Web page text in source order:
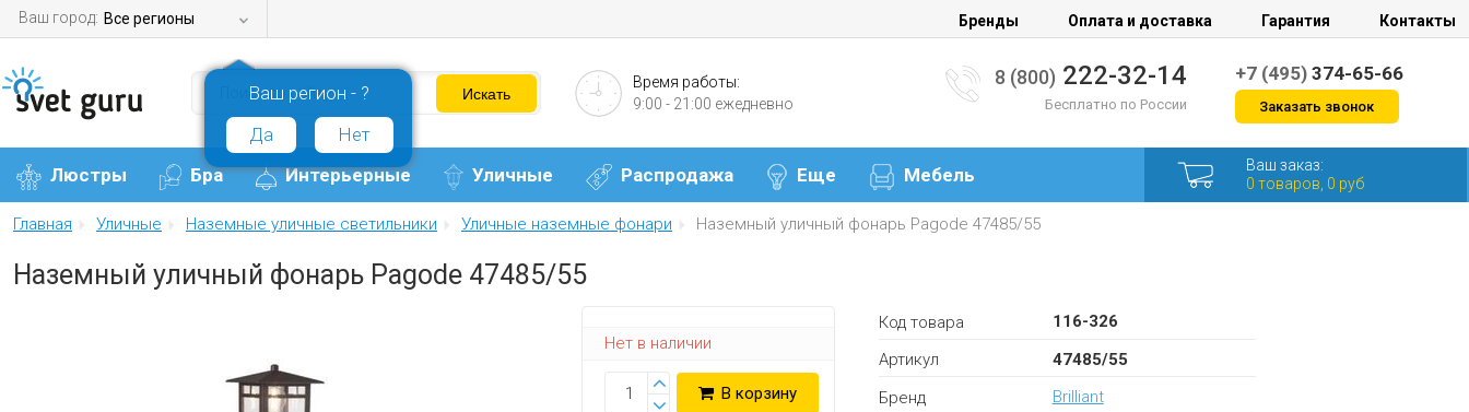
Ваш город: Все регионы
Ваш регион - ?
Да
Нет
Бренды Оплата и доставка Гарантия Контакты
Время работы:
9:00 - 21:00 ежедневно
8 (800) 222-32-14
Бесплатно по России
+7 (495)374-65-66
Заказать звонок
Люстры Бра Интерьерные Уличные Распродажа Еще Мебель
Ваш заказ:
0 товаров, 0 руб
Главная Уличные Наземные уличные светильники Уличные наземные фонари Наземный уличный фонарь Pagode 47485/55
Наземный уличный фонарь Pagode 47485/55
Нет в наличии
В корзину
Код товара
116-326
Артикул
47485/55
Бренд
Brilliant